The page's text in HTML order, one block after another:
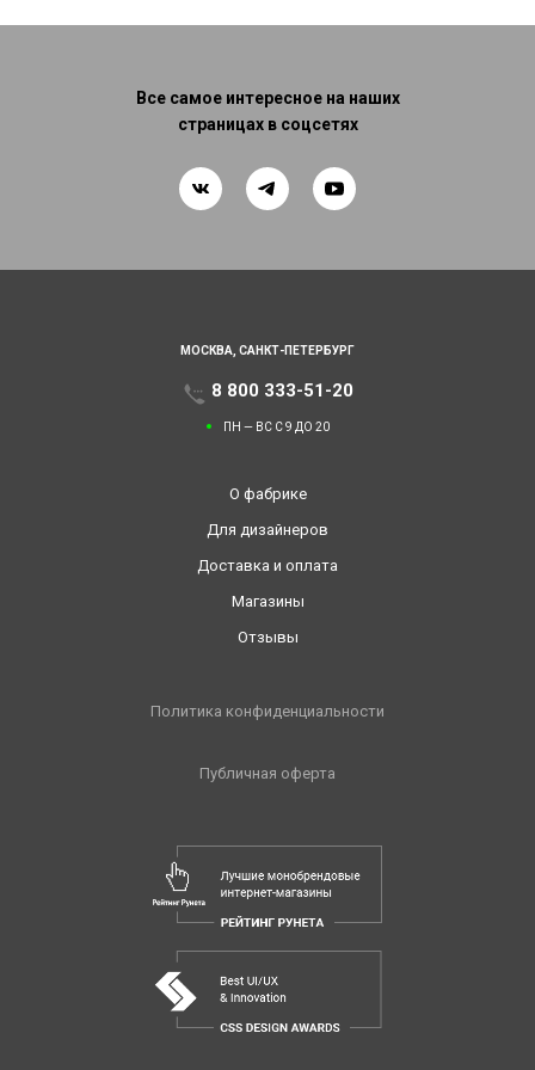
Все самое интересное на наших
страницах в соцсетях
МОСКВА, САНКТ-ПЕТЕРБУРГ
8 800 333-51-20
ПН — ВС С 9 ДО 20
О фабрике
Для дизайнеров
Доставка и оплата
Магазины
Отзывы
Политика конфиденциальности
Публичная оферта